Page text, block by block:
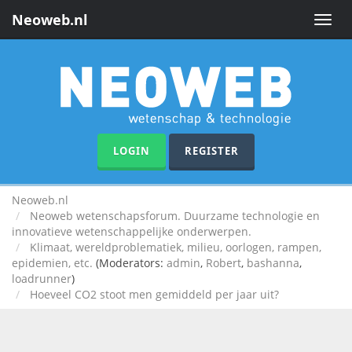
Toggle
Neoweb.nl
LOGIN REGISTER
Neoweb.nl
Neoweb wetenschapsforum. Duurzame technologie en
innovatieve wetenschappelijke onderwerpen.
Klimaat, wereldproblematiek, milieu, oorlogen, rampen,
epidemien, etc. (Moderators: admin, Robert, bashanna,
loadrunner)
Hoeveel CO2 stoot men gemiddeld per jaar uit?